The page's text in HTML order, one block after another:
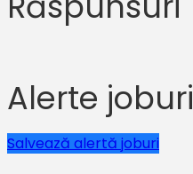
Alerte joburi
Salvează alertă joburi